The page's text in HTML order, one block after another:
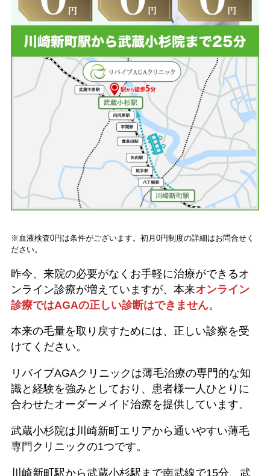
※血液検査0円は条件がございます。初月0円制度の詳細はお問合せく
ださい。
昨今、来院の必要がなくお手軽に治療ができるオ
ンライン診療が増えていますが、本来オンライン
診療ではAGAの正しい診断はできません。
本来の毛量を取り戻すためには、正しい診察を受
けてください。
リバイブAGAクリニックは薄毛治療の専門的な知
識と経験を強みとしており、患者様一人ひとりに
合わせたオーダーメイド治療を提供しています。
武蔵小杉院は川崎新町エリアから通いやすい薄毛
専門クリニックの1つです。
川崎新町駅から武蔵小杉駅まで南武線で15分、武